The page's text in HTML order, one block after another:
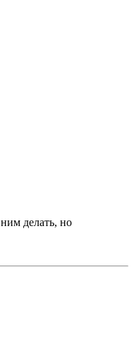
делать, но